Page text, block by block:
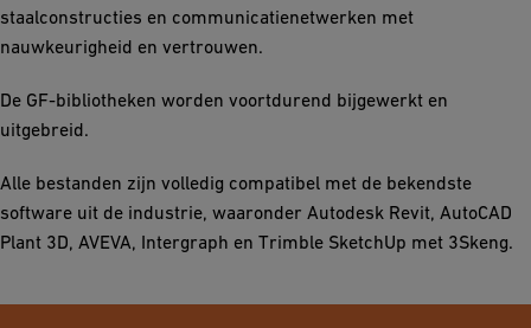
staalconstructies en communicatienetwerken met
nauwkeurigheid en vertrouwen.
De GF-bibliotheken worden voortdurend bijgewerkt en
uitgebreid.
Alle bestanden zijn volledig compatibel met de bekendste
software uit de industrie, waaronder Autodesk Revit, AutoCAD
Plant 3D, AVEVA, Intergraph en Trimble SketchUp met 3Skeng.